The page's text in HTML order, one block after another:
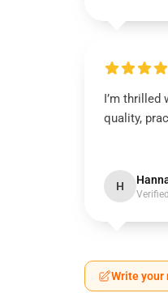
I’m thrilled
quality,
H
Write your